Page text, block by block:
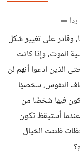
وقادر على تغيير شكل
الموت، وإذا كانت
الذين ادعوا أنهم لن
النفوس، شخصيًا
فيها شخصًا من
أستيقظ تكون
ظننت الخيال